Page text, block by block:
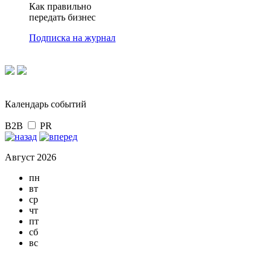
Как правильно
передать бизнес
Подписка на журнал
Календарь событий
B2B PR
Август 2026
пн
вт
ср
чт
пт
сб
вс